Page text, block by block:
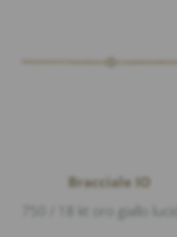
Bracciale IO